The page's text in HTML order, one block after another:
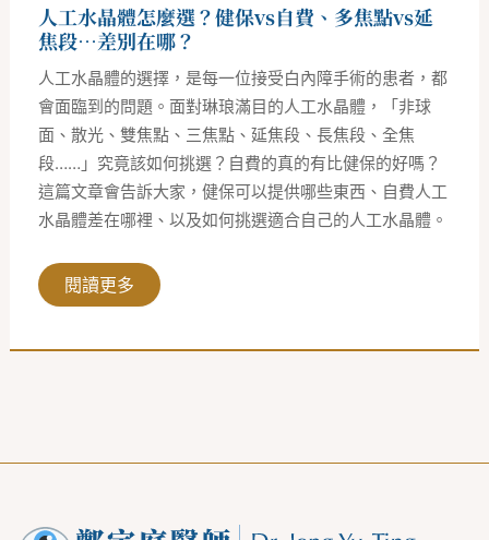
人工水晶體怎麼選？健保vs自費、多焦點vs延
焦段…差別在哪？
人工水晶體的選擇，是每一位接受白內障手術的患者，都
會面臨到的問題。面對琳琅滿目的人工水晶體，「非球
面、散光、雙焦點、三焦點、延焦段、長焦段、全焦
段……」究竟該如何挑選？自費的真的有比健保的好嗎？
這篇文章會告訴大家，健保可以提供哪些東西、自費人工
水晶體差在哪裡、以及如何挑選適合自己的人工水晶體。
vs
延
焦
段…
差
別
在
哪？
閱讀更多